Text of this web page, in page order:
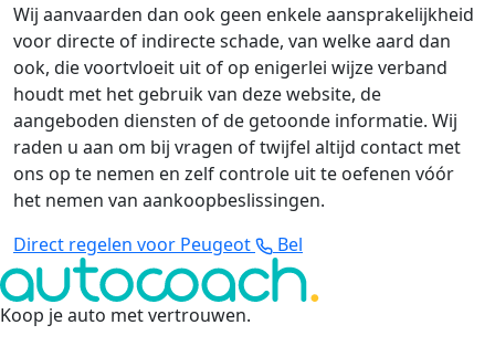
Wij aanvaarden dan ook geen enkele aansprakelijkheid
voor directe of indirecte schade, van welke aard dan
ook, die voortvloeit uit of op enigerlei wijze verband
houdt met het gebruik van deze website, de
aangeboden diensten of de getoonde informatie. Wij
raden u aan om bij vragen of twijfel altijd contact met
ons op te nemen en zelf controle uit te oefenen vóór
het nemen van aankoopbeslissingen.
Direct regelen voor Peugeot
Bel
Koop je auto met vertrouwen.